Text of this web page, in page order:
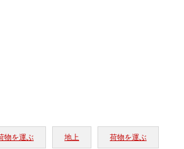
物を運ぶ 地上 荷物を運ぶ